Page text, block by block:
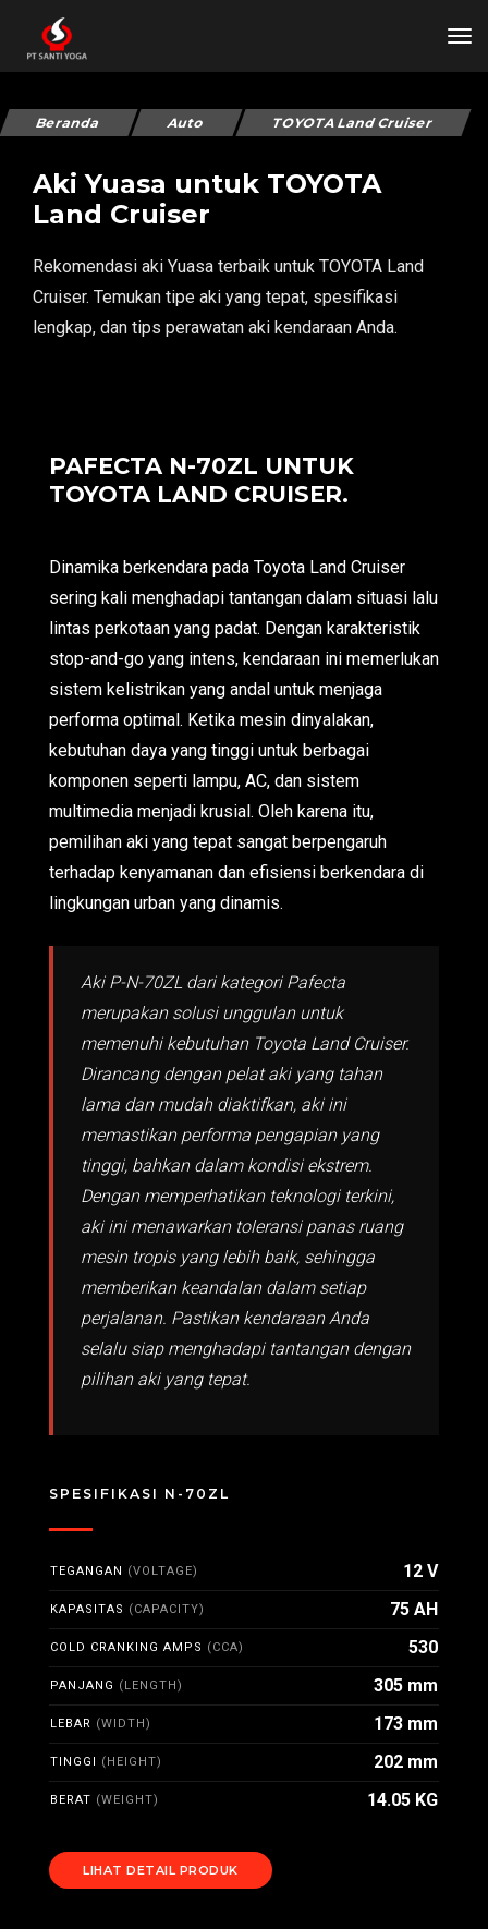
Beranda Auto TOYOTA Land Cruiser
Aki Yuasa untuk TOYOTA
Land Cruiser
Rekomendasi aki Yuasa terbaik untuk TOYOTA Land
Cruiser. Temukan tipe aki yang tepat, spesifikasi
lengkap, dan tips perawatan aki kendaraan Anda.
PAFECTA N-70ZL UNTUK
TOYOTA LAND CRUISER.
Dinamika berkendara pada Toyota Land Cruiser
sering kali menghadapi tantangan dalam situasi lalu
lintas perkotaan yang padat. Dengan karakteristik
stop-and-go yang intens, kendaraan ini memerlukan
sistem kelistrikan yang andal untuk menjaga
performa optimal. Ketika mesin dinyalakan,
kebutuhan daya yang tinggi untuk berbagai
komponen seperti lampu, AC, dan sistem
multimedia menjadi krusial. Oleh karena itu,
pemilihan aki yang tepat sangat berpengaruh
terhadap kenyamanan dan efisiensi berkendara di
lingkungan urban yang dinamis.
Aki P-N-70ZL dari kategori Pafecta
merupakan solusi unggulan untuk
memenuhi kebutuhan Toyota Land Cruiser.
Dirancang dengan pelat aki yang tahan
lama dan mudah diaktifkan, aki ini
memastikan performa pengapian yang
tinggi, bahkan dalam kondisi ekstrem.
Dengan memperhatikan teknologi terkini,
aki ini menawarkan toleransi panas ruang
mesin tropis yang lebih baik, sehingga
memberikan keandalan dalam setiap
perjalanan. Pastikan kendaraan Anda
selalu siap menghadapi tantangan dengan
pilihan aki yang tepat.
SPESIFIKASI N-70ZL
TEGANGAN (VOLTAGE) 12 V
KAPASITAS (CAPACITY) 75 AH
COLD CRANKING AMPS (CCA) 530
PANJANG (LENGTH) 305 mm
LEBAR (WIDTH) 173 mm
TINGGI (HEIGHT) 202 mm
BERAT (WEIGHT) 14.05 KG
LIHAT DETAIL PRODUK